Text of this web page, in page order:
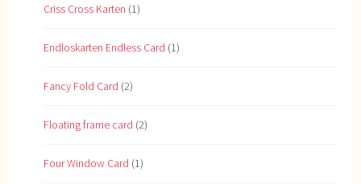
Criss Cross Karten (1)
Endloskarten Endless Card (1)
Fancy Fold Card (2)
Floating frame card (2)
Four Window Card (1)